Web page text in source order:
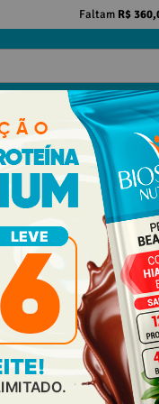
Faltam R$
EMAGRECIMENTO